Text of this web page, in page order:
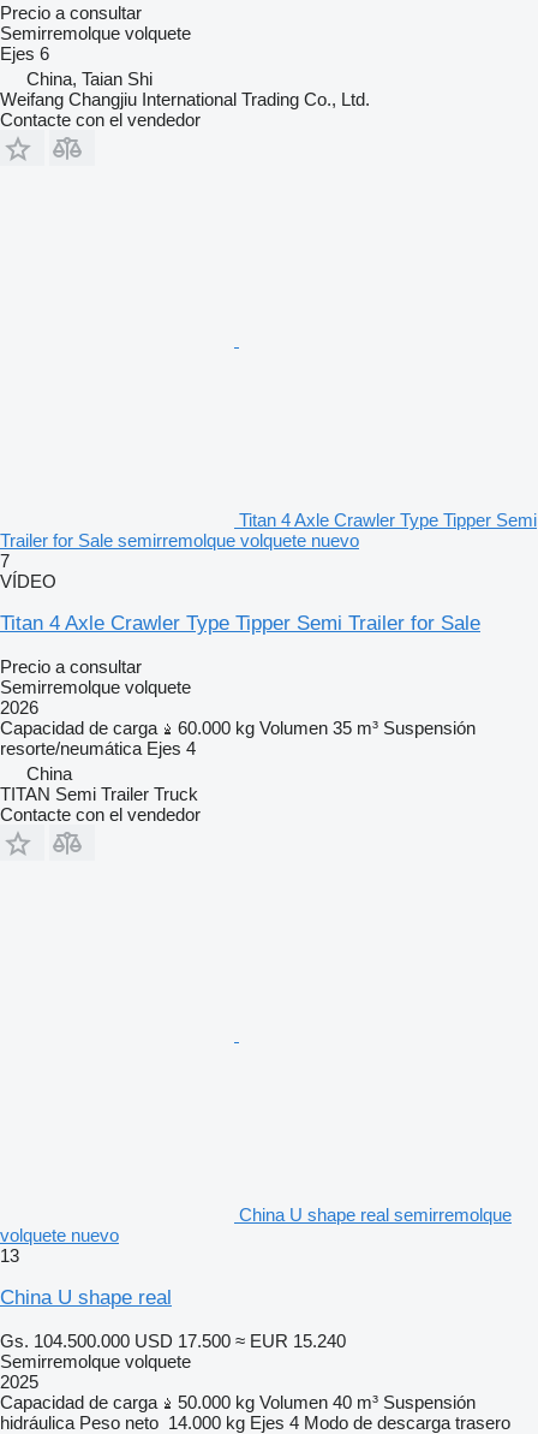
Precio a consultar
Semirremolque volquete
Ejes 6
China, Taian Shi
Weifang Changjiu International Trading Co., Ltd.
Contacte con el vendedor
Titan 4 Axle Crawler Type Tipper Semi
Trailer for Sale semirremolque volquete nuevo
7
VÍDEO
Titan 4 Axle Crawler Type Tipper Semi Trailer for Sale
Precio a consultar
Semirremolque volquete
2026
Capacidad de carga
60.000 kg Volumen 35 m³ Suspensión
resorte/neumática Ejes 4
China
TITAN Semi Trailer Truck
Contacte con el vendedor
China U shape real semirremolque
volquete nuevo
13
China U shape real
Gs. 104.500.000 USD 17.500 ≈ EUR 15.240
Semirremolque volquete
2025
Capacidad de carga
50.000 kg Volumen 40 m³ Suspensión
hidráulica Peso neto 14.000 kg Ejes 4 Modo de descarga trasero